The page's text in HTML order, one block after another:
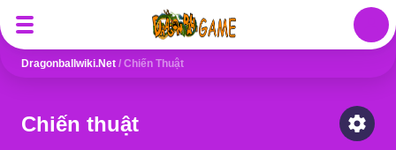
Dragonballwiki.net / Chiến Thuật
Chiến thuật
Select